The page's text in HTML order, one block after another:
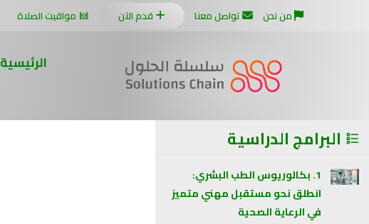
من نحن تواصل معنا قدم الآن مواقيت الصلاة
الرئيسية
البرامج الدراسية
1. بكالوريوس الطب البشري:
انطلق نحو مستقبل مهني متميز
في الرعاية الصحية